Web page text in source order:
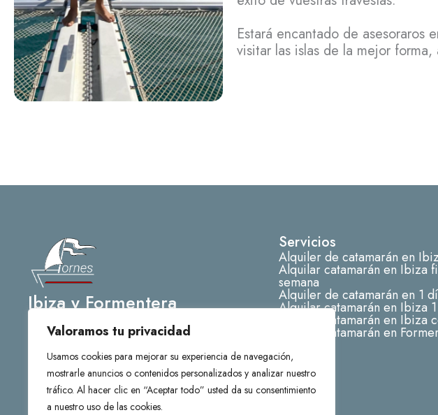
Valoramos tu privacidad
Usamos cookies para mejorar su experiencia de navegación,
mostrarle anuncios o contenidos personalizados y analizar nuestro
tráfico. Al hacer clic en “Aceptar todo” usted da su consentimiento
a nuestro uso de las cookies.
Estará encantado de
visitar las islas de la mejor
Ibiza y Formentera
I
n
s
t
a
g
Servicios
Alquiler de catamarán en
Alquilar catamarán en Ibiza
semana
Alquiler de catamarán en 1
Alquilar catamarán en Ibiza
Alquilar catamarán en Ibiza
Alquilar catamarán en